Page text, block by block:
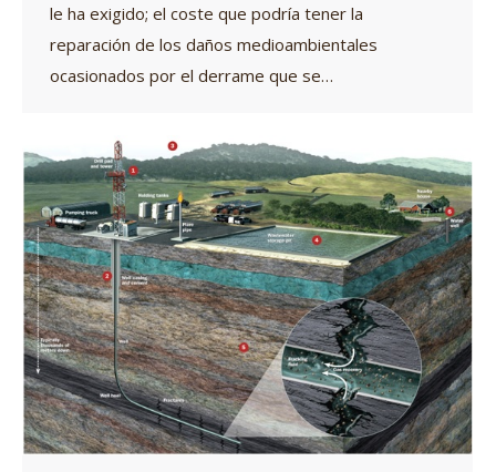
le ha exigido; el coste que podría tener la
reparación de los daños medioambientales
ocasionados por el derrame que se…